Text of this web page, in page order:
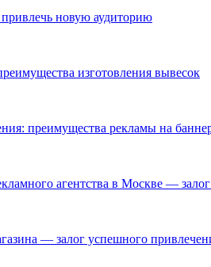
новую аудиторию
изготовления вывесок
преимущества рекламы на
агентства в Москве — залог
— залог успешного